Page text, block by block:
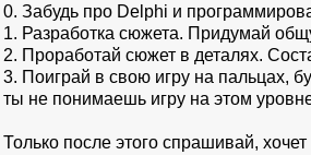
0. Забудь про Delphi и
1. Разработка сюжета. Придумай
2. Проработай сюжет в деталях.
3. Поиграй в свою игру на пальцах,
ты не понимаешь игру на этом
Только после этого спрашивай,